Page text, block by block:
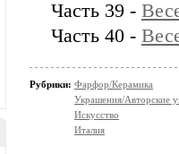
Часть 39 -
Часть 40 -
Рубрики: Фарфор/Керамика
Украшения/Авторские
Искусство
Италия